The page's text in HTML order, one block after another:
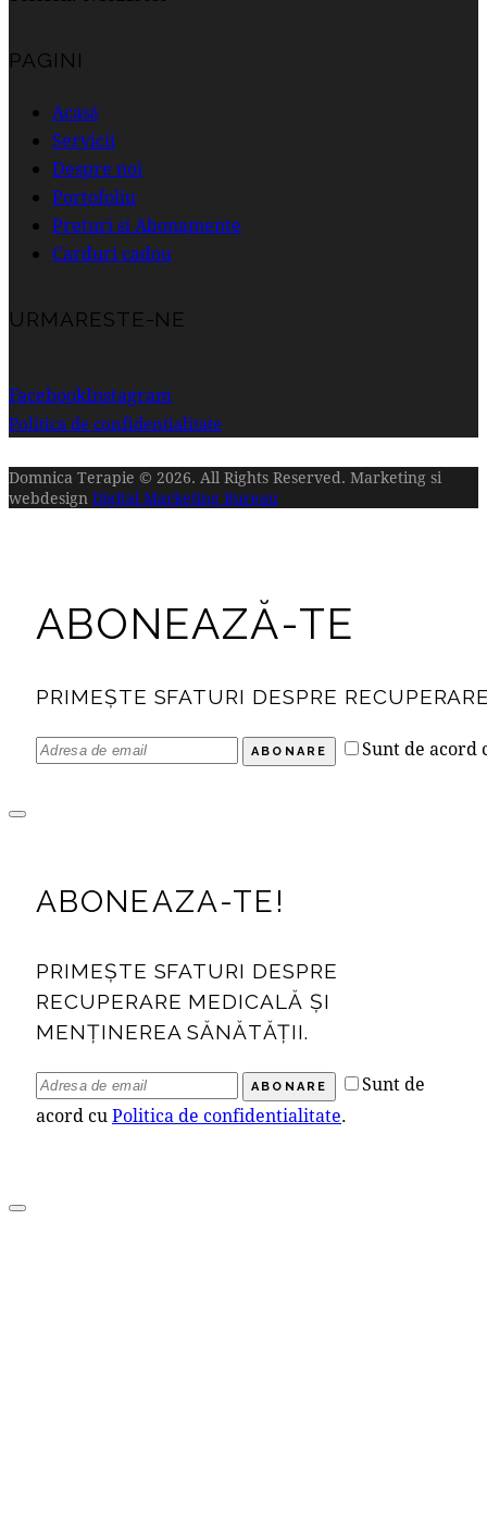
PAGINI
Acasă
Servicii
Despre noi
Portofoliu
Preturi si Abonamente
Carduri cadou
URMARESTE-NE
FacebookInstagram
Politica de confidentialitate
Domnica Terapie © 2026. All Rights Reserved. Marketing si
webdesign Digital Marketing Bureau
ABONEAZĂ-TE
PRIMEȘTE SFATURI DESPRE
ABONARE Sunt de acord
ABONEAZA-TE!
PRIMEȘTE SFATURI DESPRE
RECUPERARE MEDICALĂ ȘI
MENȚINEREA SĂNĂTĂȚII.
ABONARE
Sunt de
acord cu Politica de confidentialitate.